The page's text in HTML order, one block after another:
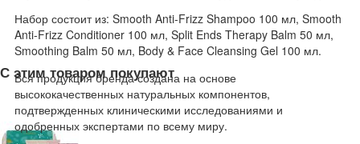
Набор состоит из: Smooth Anti-Frizz Shampoo 100 мл, Smooth
Anti-Frizz Conditioner 100 мл, Split Ends Therapy Balm 50 мл,
Smoothing Balm 50 мл, Body & Face Cleansing Gel 100 мл.
Вся продукция бренда создана на основе
высококачественных натуральных компонентов,
подтвержденных клиническими исследованиями и
одобренных экспертами по всему миру.
С этим товаром покупают